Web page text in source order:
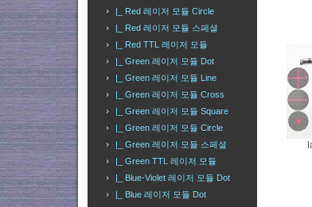
|_ Red 레이저 모듈 Circle
|_ Red 레이저 모듈 스페셜
|_ Red TTL 레이저 모듈
|_ Green 레이저 모듈 Dot
|_ Green 레이저 모듈 Line
|_ Green 레이저 모듈 Cross
|_ Green 레이저 모듈 Square
|_ Green 레이저 모듈 Circle
|_ Green 레이저 모듈 스페셜
|_ Green TTL 레이저 모듈
|_ Blue-Violet 레이저 모듈 Dot
|_ Blue 레이저 모듈 Dot